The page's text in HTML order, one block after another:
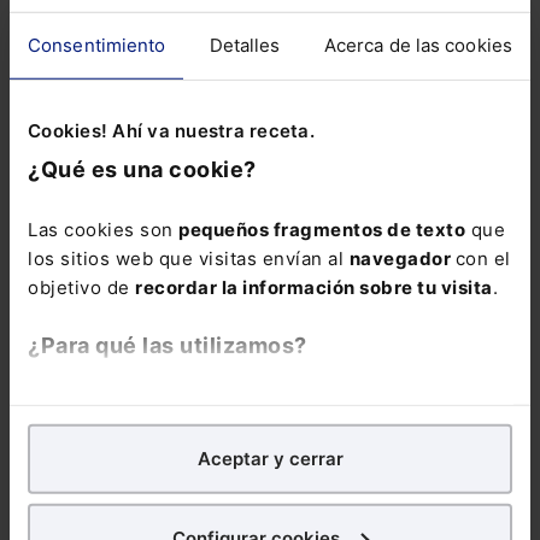
Consentimiento Detalles Acerca de las cookies
Cookies! Ahí va nuestra receta.
¿Qué es una cookie?
Las cookies son pequeños fragmentos de texto que
los sitios web que visitas envían al navegador con el
objetivo de recordar la información sobre tu visita.
¿Para qué las utilizamos?
analíticospara tratar demejorar tu experienciaen
nuestra página web. También con fines publicitarios,
para poder mostrarte publicidad y contenidos de tu
Aceptar y cerrar
Normas medioambientales: 3 nuevas
respuestas del EFRAG
3 preguntas y respuestas sobre cuestiones
medioambientales: dos sobre la norma relativa a la
biodiversidad (ESRS E4) y una sobre la norma relativa
al clima (ESRS E1).
Lefebvre